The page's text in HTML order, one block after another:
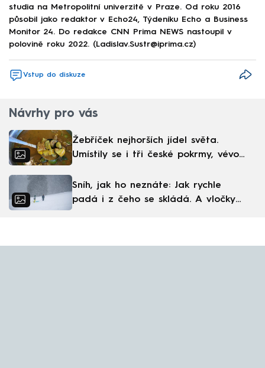
studia na Metropolitní univerzitě v Praze. Od roku 2016
působil jako redaktor v Echo24, Týdeníku Echo a Business
Monitor 24. Do redakce CNN Prima NEWS nastoupil v
polovině roku 2022. (Ladislav.Sustr@iprima.cz)
Vstup do diskuze
Návrhy pro vás
Žebříček nejhorších jídel světa.
Umístily se i tři české pokrmy, vévodí
Sníh, jak ho neznáte: Jak rychle
padá i z čeho se skládá. A vločky